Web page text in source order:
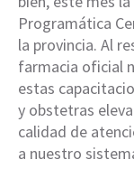
Programática
la provincia. Al
farmacia oficial
estas
y obstetras
calidad de
a nuestro